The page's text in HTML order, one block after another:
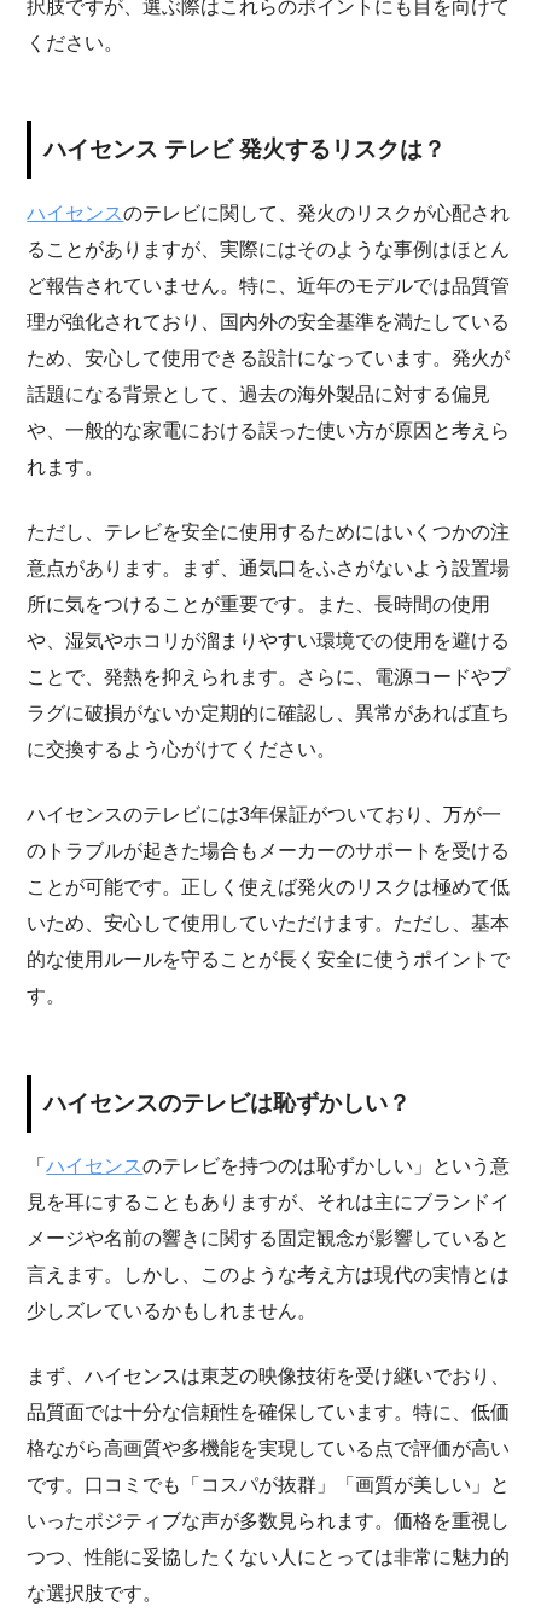
択肢ですが、選ぶ際はこれらのポイントにも目を向けて
ください。
ハイセンス テレビ 発火するリスクは？
ハイセンスのテレビに関して、発火のリスクが心配され
ることがありますが、実際にはそのような事例はほとん
ど報告されていません。特に、近年のモデルでは品質管
理が強化されており、国内外の安全基準を満たしている
ため、安心して使用できる設計になっています。発火が
話題になる背景として、過去の海外製品に対する偏見
や、一般的な家電における誤った使い方が原因と考えら
れます。
ただし、テレビを安全に使用するためにはいくつかの注
意点があります。まず、通気口をふさがないよう設置場
所に気をつけることが重要です。また、長時間の使用
や、湿気やホコリが溜まりやすい環境での使用を避ける
ことで、発熱を抑えられます。さらに、電源コードやプ
ラグに破損がないか定期的に確認し、異常があれば直ち
に交換するよう心がけてください。
ハイセンスのテレビには3年保証がついており、万が一
のトラブルが起きた場合もメーカーのサポートを受ける
ことが可能です。正しく使えば発火のリスクは極めて低
いため、安心して使用していただけます。ただし、基本
的な使用ルールを守ることが長く安全に使うポイントで
す。
ハイセンスのテレビは恥ずかしい？
「ハイセンスのテレビを持つのは恥ずかしい」という意
見を耳にすることもありますが、それは主にブランドイ
メージや名前の響きに関する固定観念が影響していると
言えます。しかし、このような考え方は現代の実情とは
少しズレているかもしれません。
まず、ハイセンスは東芝の映像技術を受け継いでおり、
品質面では十分な信頼性を確保しています。特に、低価
格ながら高画質や多機能を実現している点で評価が高い
です。口コミでも「コスパが抜群」「画質が美しい」と
いったポジティブな声が多数見られます。価格を重視し
つつ、性能に妥協したくない人にとっては非常に魅力的
な選択肢です。